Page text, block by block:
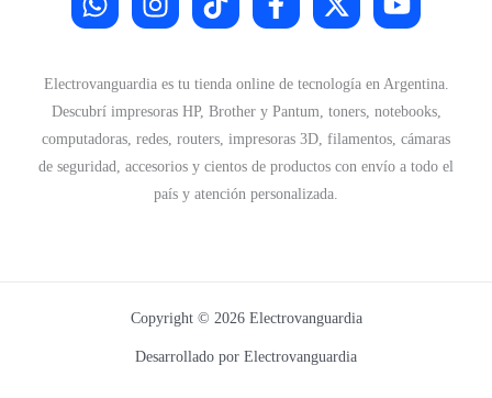
Electrovanguardia es tu tienda online de tecnología en Argentina.
Descubrí impresoras HP, Brother y Pantum, toners, notebooks,
computadoras, redes, routers, impresoras 3D, filamentos, cámaras
de seguridad, accesorios y cientos de productos con envío a todo el
país y atención personalizada.
Copyright © 2026 Electrovanguardia
Desarrollado por Electrovanguardia